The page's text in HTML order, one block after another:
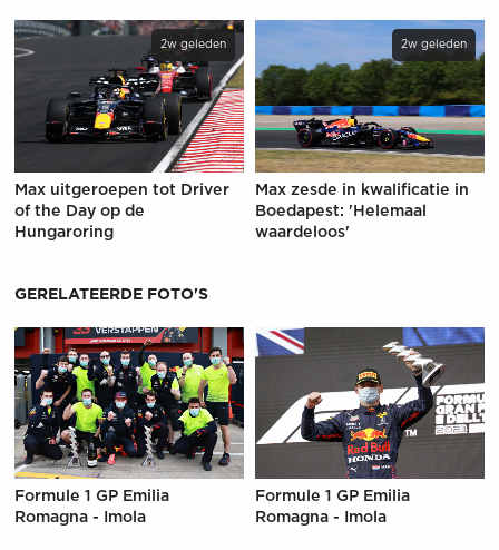
2w geleden
Max uitgeroepen tot Driver
of the Day op de
Hungaroring
2w geleden
Max zesde in kwalificatie in
Boedapest: 'Helemaal
waardeloos'
GERELATEERDE FOTO'S
Formule 1 GP Emilia
Romagna - Imola
Formule 1 GP Emilia
Romagna - Imola